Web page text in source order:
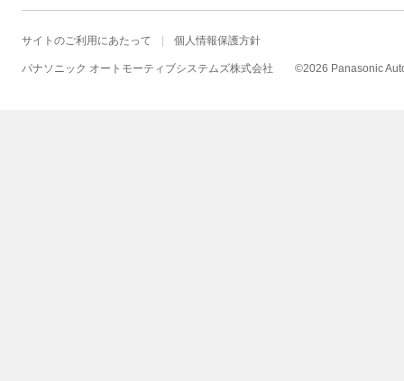
サイトのご利用にあたって 個人情報保護方針
パナソニック オートモーティブシステムズ株式会社 ©2026 Panasonic